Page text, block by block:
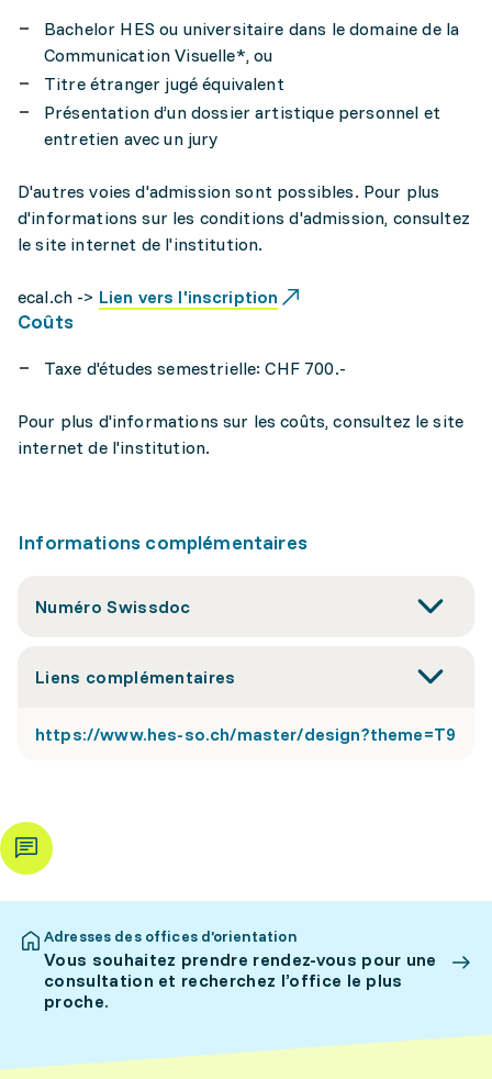
Bachelor HES ou universitaire dans le domaine de la
Communication Visuelle*, ou
Titre étranger jugé équivalent
Présentation d’un dossier artistique personnel et
entretien avec un jury
D'autres voies d'admission sont possibles. Pour plus
d'informations sur les conditions d'admission, consultez
le site internet de l'institution.
ecal.ch -> Lien vers l'inscription
Coûts
Taxe d'études semestrielle: CHF 700.-
Pour plus d'informations sur les coûts, consultez le site
internet de l'institution.
Informations complémentaires
Numéro Swissdoc
Liens complémentaires
https://www.hes-so.ch/master/design?theme=T9
Adresses des offices d’orientation
Vous souhaitez prendre rendez-vous pour une
consultation et recherchez l’office le plus
proche.